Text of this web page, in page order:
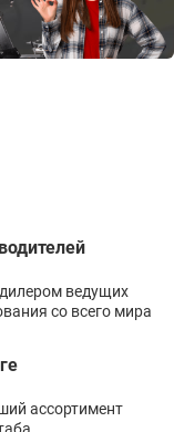
ведущих
со всего мира
ассортимент